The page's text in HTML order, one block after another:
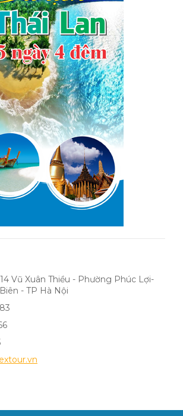
Vũ Xuân Thiều - Phường Phúc Lợi-
- TP Hà Nội